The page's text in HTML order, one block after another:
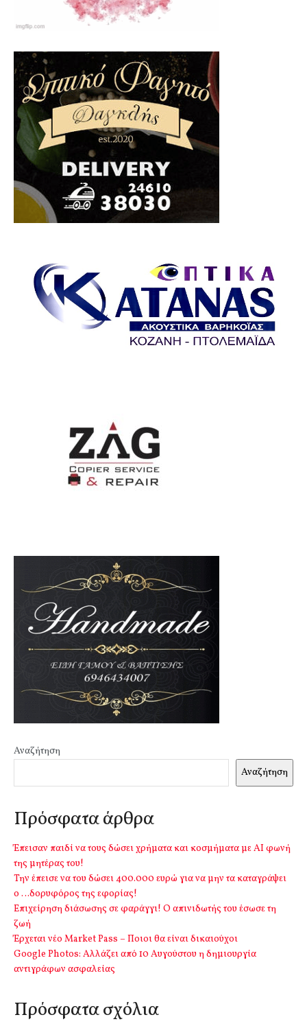
Αναζήτηση
Αναζήτηση
Πρόσφατα άρθρα
Έπεισαν παιδί να τους δώσει χρήματα και κοσμήματα με ΑΙ φωνή
της μητέρας του!
Την έπεισε να του δώσει 400.000 ευρώ για να μην τα καταγράψει
ο …δορυφόρος της εφορίας!
Επιχείρηση διάσωσης σε φαράγγι! Ο απινιδωτής του έσωσε τη
ζωή
Έρχεται νέο Market Pass – Ποιοι θα είναι δικαιούχοι
Google Photos: Αλλάζει από 10 Αυγούστου η δημιουργία
αντιγράφων ασφαλείας
Πρόσφατα σχόλια